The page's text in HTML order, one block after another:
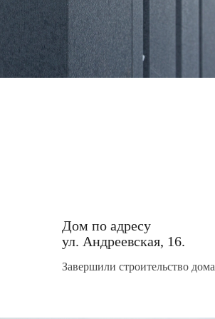
Завершили строительство дома
Дом по адресу
ул. Андреевская, 16.